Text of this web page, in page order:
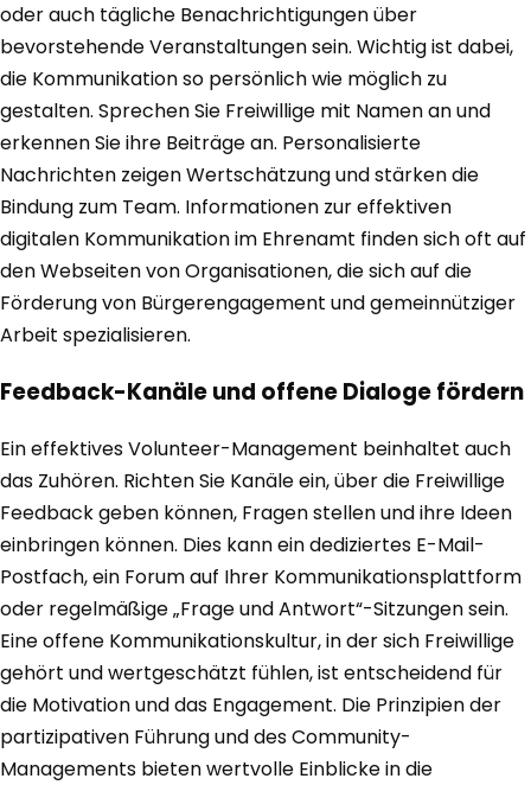
oder auch tägliche Benachrichtigungen über
bevorstehende Veranstaltungen sein. Wichtig ist dabei,
die Kommunikation so persönlich wie möglich zu
gestalten. Sprechen Sie Freiwillige mit Namen an und
erkennen Sie ihre Beiträge an. Personalisierte
Nachrichten zeigen Wertschätzung und stärken die
Bindung zum Team. Informationen zur effektiven
digitalen Kommunikation im Ehrenamt finden sich oft auf
den Webseiten von Organisationen, die sich auf die
Förderung von Bürgerengagement und gemeinnütziger
Arbeit spezialisieren.
Feedback-Kanäle und offene Dialoge fördern
Ein effektives Volunteer-Management beinhaltet auch
das Zuhören. Richten Sie Kanäle ein, über die Freiwillige
Feedback geben können, Fragen stellen und ihre Ideen
einbringen können. Dies kann ein dediziertes E-Mail-
Postfach, ein Forum auf Ihrer Kommunikationsplattform
oder regelmäßige „Frage und Antwort“-Sitzungen sein.
Eine offene Kommunikationskultur, in der sich Freiwillige
gehört und wertgeschätzt fühlen, ist entscheidend für
die Motivation und das Engagement. Die Prinzipien der
partizipativen Führung und des Community-
Managements bieten wertvolle Einblicke in die